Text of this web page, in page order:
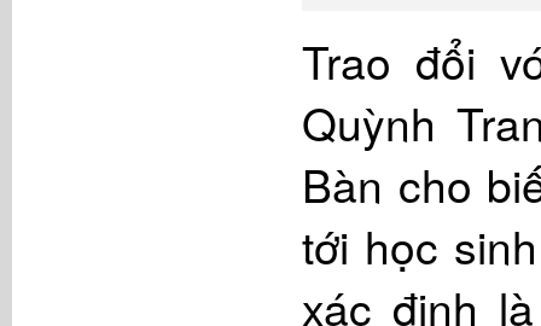
Trao đổi
Quỳnh
Bàn cho
tới học
xác định